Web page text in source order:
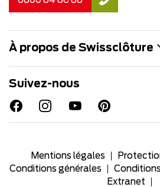
À propos de Swissclôture
Suivez-nous
Mentions légales
Conditions générales
Extranet